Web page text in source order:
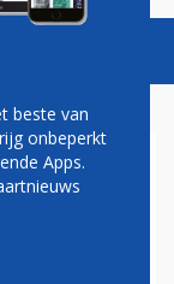
beste van
onbeperkt
Apps.